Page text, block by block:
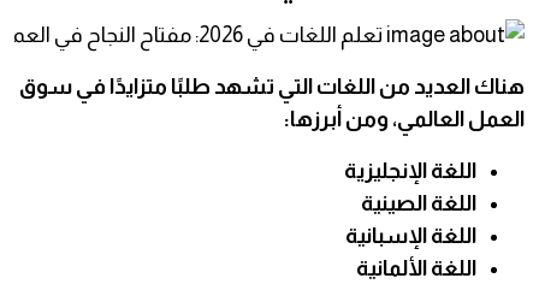
هناك العديد من اللغات التي تشهد طلبًا متزايدًا في سوق
العمل العالمي، ومن أبرزها:
اللغة الإنجليزية
اللغة الصينية
اللغة الإسبانية
اللغة الألمانية